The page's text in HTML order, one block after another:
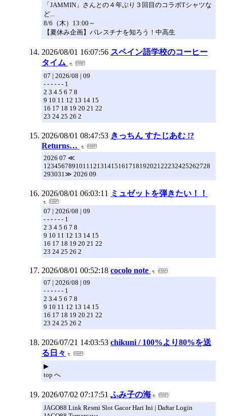
「JAMMIN」さんとの４年ぶり３回目のコラボTシャツな
ど...
8/6（木）13:00～
【夏休み企画】パレスチナを知ろう！中高生
2026/08/01 16:07:56 スペイン語学校のコーヒー
タイム
07 | 2026/08 | 09
- - - - - - 1
2 3 4 5 6 7 8
9 10 11 12 13 14 15
16 17 18 19 20 21 22
23 24 25 26 2
2026/08/01 08:47:53 きっちん すたじあむ !?
Returns…
2026 07 ≪
12345678910111213141516171819202122232425262728
293031≫ 2026 09
2026/08/01 06:03:11 ミュゼットを弾きたい！！
07 | 2026/08 | 09
- - - - - - 1
2 3 4 5 6 7 8
9 10 11 12 13 14 15
16 17 18 19 20 21 22
23 24 25 26 2
2026/08/01 00:52:18 cocolo note
07 | 2026/08 | 09
- - - - - - 1
2 3 4 5 6 7 8
9 10 11 12 13 14 15
16 17 18 19 20 21 22
23 24 25 26 2
2026/07/21 14:03:53 chikuni / 100%より80%を送
る日々
​▶︎
top へ
2026/07/02 07:17:51 ふみ子の海
JAGO88 Link Resmi Slot Gacor Hari Ini | Daftar Login